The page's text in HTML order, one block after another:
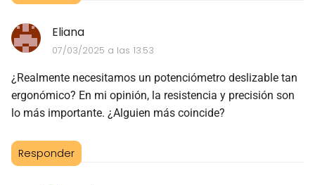
Eliana
07/03/2025 a las 13:53
¿Realmente necesitamos un potenciómetro deslizable tan
ergonómico? En mi opinión, la resistencia y precisión son
lo más importante. ¿Alguien más coincide?
Responder